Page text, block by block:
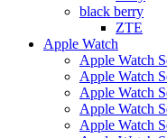
black berry
ZTE
Apple Watch
Apple Watch
Apple Watch
Apple Watch
Apple Watch
Apple Watch